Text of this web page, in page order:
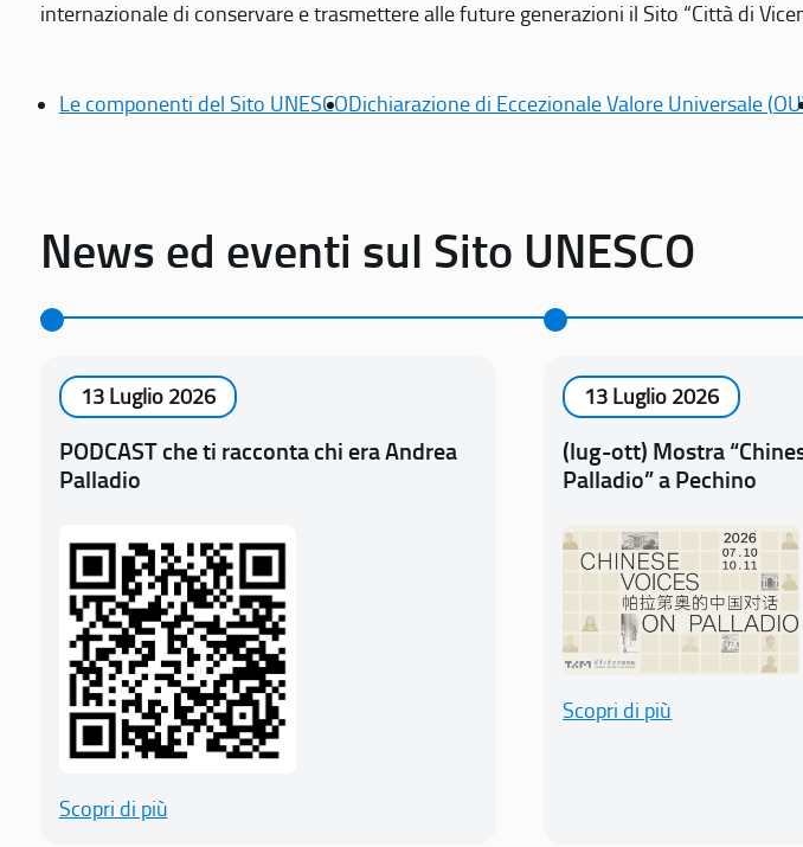
internazionale di conservare e trasmettere alle future generazioni il Sito “Città di
Le componenti del Sito UNESCODichiarazione di Eccezionale Valore Universale
News ed eventi sul Sito UNESCO
13 Luglio 2026
PODCAST che ti racconta chi era Andrea
Palladio
Scopri di più
13 Luglio 2026
(lug-ott) Mostra
Palladio” a Pechino
Scopri di più